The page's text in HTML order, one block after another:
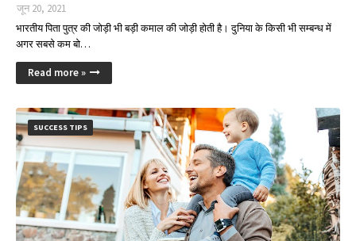
जून 20, 2021
भारतीय पिता पुत्र की जोड़ी भी बड़ी कमाल की जोड़ी होती है। दुनिया के किसी भी सम्बन्ध में
अगर सबसे कम बो…
Read more »
SUCCESS TIPS